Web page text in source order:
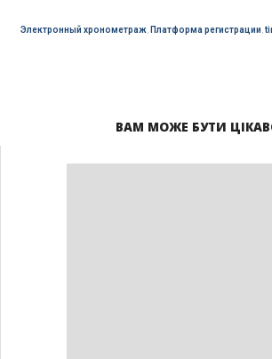
Электронный хронометраж, Платформа регистрации
ВАМ МОЖЕ БУТИ